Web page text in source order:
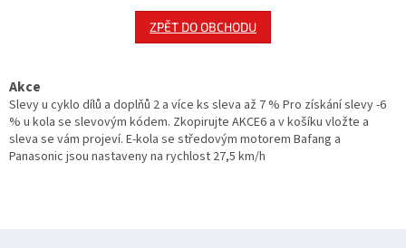
ZPĚT DO OBCHODU
Akce
Slevy u cyklo dílů a doplňů 2 a více ks sleva až 7 % Pro získání slevy -6
% u kola se slevovým kódem. Zkopirujte AKCE6 a v košíku vložte a
sleva se vám projeví. E-kola se středovým motorem Bafang a
Panasonic jsou nastaveny na rychlost 27,5 km/h